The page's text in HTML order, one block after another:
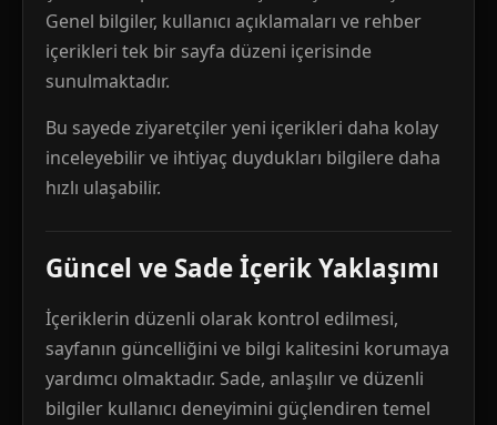
Genel bilgiler, kullanıcı açıklamaları ve rehber
içerikleri tek bir sayfa düzeni içerisinde
sunulmaktadır.
Bu sayede ziyaretçiler yeni içerikleri daha kolay
inceleyebilir ve ihtiyaç duydukları bilgilere daha
hızlı ulaşabilir.
Güncel ve Sade İçerik Yaklaşımı
İçeriklerin düzenli olarak kontrol edilmesi,
sayfanın güncelliğini ve bilgi kalitesini korumaya
yardımcı olmaktadır. Sade, anlaşılır ve düzenli
bilgiler kullanıcı deneyimini güçlendiren temel